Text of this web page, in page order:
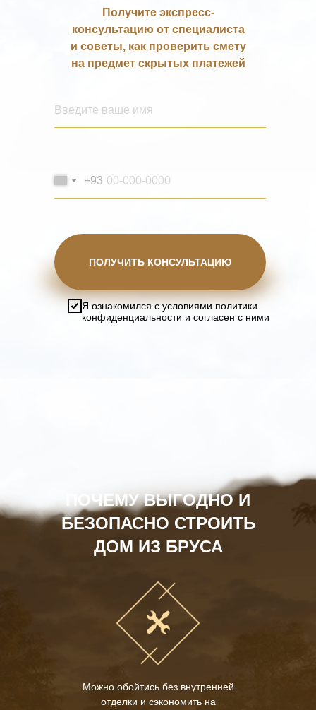
Получите экспресс-
консультацию от специалиста
и советы, как проверить смету
на предмет скрытых платежей
+93
ПОЛУЧИТЬ КОНСУЛЬТАЦИЮ
Я ознакомился с условиями политики
конфиденциальности и согласен с ними
ПОЧЕМУ ВЫГОДНО И
БЕЗОПАСНО СТРОИТЬ
ДОМ ИЗ БРУСА
Можно обойтись без внутренней
отделки и сэкономить на